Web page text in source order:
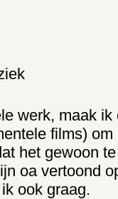
werk, maak
films)
het gewoon
oa vertoond
ook graag.